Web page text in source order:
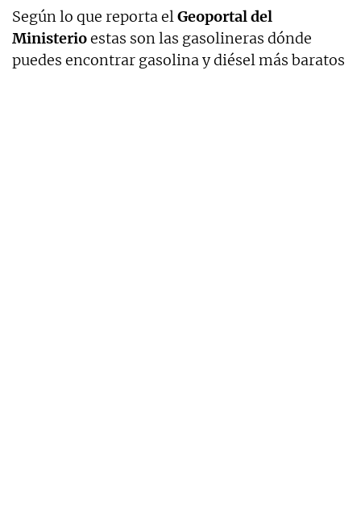
Según lo que reporta elGeoportal del
Ministerioestas son las gasolineras dónde
puedes encontrar gasolina y diésel más baratos